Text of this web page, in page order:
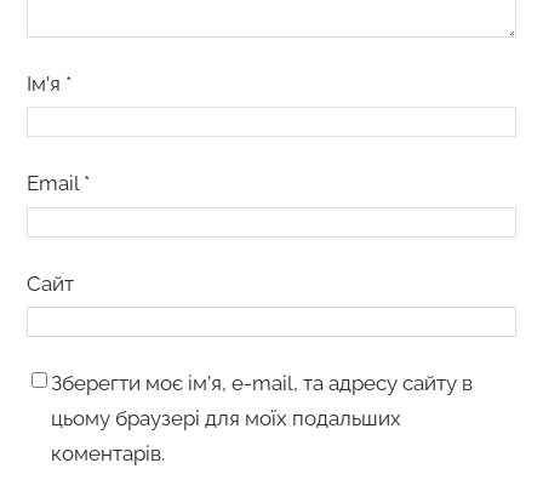
Ім’я *
Email *
Сайт
Зберегти моє ім’я, e-mail, та адресу сайту в
цьому браузері для моїх подальших
коментарів.